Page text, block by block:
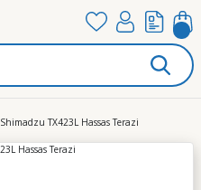
Shimadzu TX423L Hassas Terazi